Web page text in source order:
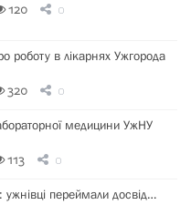
120 0
роботу в лікарнях Ужгорода
320 0
медицини УжНУ
113 0
переймали досвід…